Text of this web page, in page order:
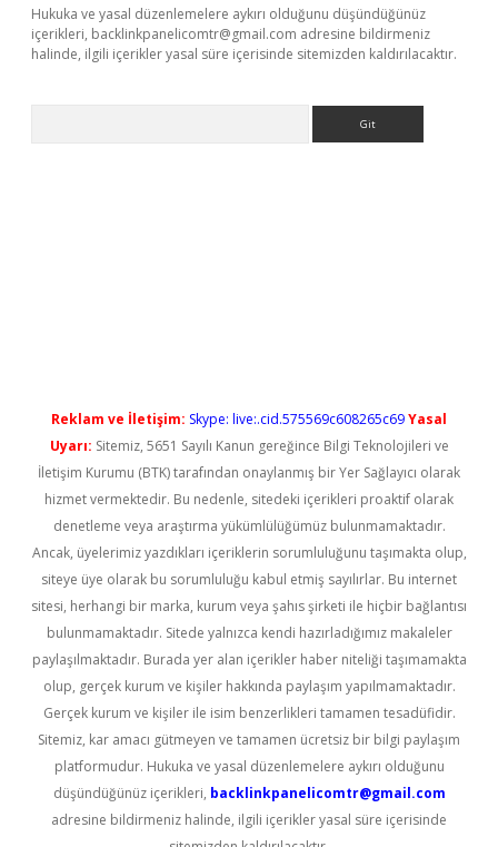
Hukuka ve yasal düzenlemelere aykırı olduğunu düşündüğünüz
içerikleri, backlinkpanelicomtr@gmail.com adresine bildirmeniz
halinde, ilgili içerikler yasal süre içerisinde sitemizden kaldırılacaktır.
Reklam ve İletişim: Skype: live:.cid.575569c608265c69Yasal
Uyarı: Sitemiz, 5651 Sayılı Kanun gereğince Bilgi Teknolojileri ve
İletişim Kurumu (BTK) tarafından onaylanmış bir Yer Sağlayıcı olarak
hizmet vermektedir. Bu nedenle, sitedeki içerikleri proaktif olarak
denetleme veya araştırma yükümlülüğümüz bulunmamaktadır.
Ancak, üyelerimiz yazdıkları içeriklerin sorumluluğunu taşımakta olup,
siteye üye olarak bu sorumluluğu kabul etmiş sayılırlar. Bu internet
sitesi, herhangi bir marka, kurum veya şahıs şirketi ile hiçbir bağlantısı
bulunmamaktadır. Sitede yalnızca kendi hazırladığımız makaleler
paylaşılmaktadır. Burada yer alan içerikler haber niteliği taşımamakta
olup, gerçek kurum ve kişiler hakkında paylaşım yapılmamaktadır.
Gerçek kurum ve kişiler ile isim benzerlikleri tamamen tesadüfidir.
Sitemiz, kar amacı gütmeyen ve tamamen ücretsiz bir bilgi paylaşım
platformudur. Hukuka ve yasal düzenlemelere aykırı olduğunu
düşündüğünüz içerikleri, backlinkpanelicomtr@gmail.com
adresine bildirmeniz halinde, ilgili içerikler yasal süre içerisinde